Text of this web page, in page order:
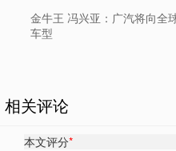
金牛王 冯兴亚：广汽将向全
车型
相关评论
本文评分*